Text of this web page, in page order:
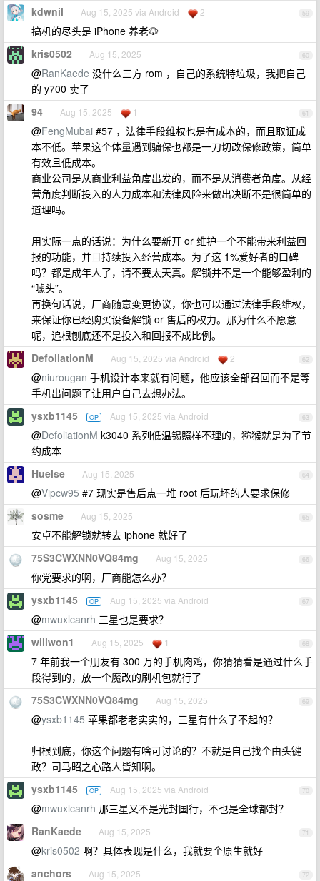
59
kdwnil Aug 15, 2025 via Android 2
搞机的尽头是 iPhone 养老🐶
60
kris0502 Aug 15, 2025
@RanKaede 没什么三方 rom ，自己的系统特垃圾，我把自己
的 y700 卖了
61
94 Aug 15, 2025 1
@FengMubai #57 ，法律手段维权也是有成本的，而且取证成
本不低。苹果这个体量遇到骗保也都是一刀切改保修政策，简单
有效且低成本。
商业公司是从商业利益角度出发的，而不是从消费者角度。从经
营角度判断投入的人力成本和法律风险来做出决断不是很简单的
道理吗。
用实际一点的话说：为什么要新开 or 维护一个不能带来利益回
报的功能，并且持续投入经营成本。为了这 1%爱好者的口碑
吗？都是成年人了，请不要太天真。解锁并不是一个能够盈利的
“噱头”。
再换句话说，厂商随意变更协议，你也可以通过法律手段维权，
来保证你已经购买设备解锁 or 售后的权力。那为什么不愿意
呢，追根刨底还不是投入和回报不成比例。
62
DefoliationM Aug 15, 2025 via Android 2
@niurougan 手机设计本来就有问题，他应该全部召回而不是等
手机出问题了让用户自己去想办法。
63
ysxb1145 OP Aug 15, 2025 via Android
@DefoliationM k3040 系列低温锡照样不理的，猕猴就是为了节
约成本
64
Huelse Aug 15, 2025
@Vipcw95 #7 现实是售后点一堆 root 后玩坏的人要求保修
65
sosme Aug 15, 2025
安卓不能解锁就转去 iphone 就好了
66
75S3CWXNN0VQ84mg Aug 15, 2025
你党要求的啊，厂商能怎么办？
67
ysxb1145 OP Aug 15, 2025 via Android
@mwuxlcanrh 三星也是要求？
68
willwon1 Aug 15, 2025 1
7 年前我一个朋友有 300 万的手机肉鸡，你猜猜看是通过什么手
段得到的，放一个魔改的刷机包就行了
69
75S3CWXNN0VQ84mg Aug 15, 2025
@ysxb1145 苹果都老老实实的，三星有什么了不起的？
归根到底，你这个问题有啥可讨论的？不就是自己找个由头键
政？司马昭之心路人皆知啊。
70
ysxb1145 OP Aug 15, 2025 via Android
@mwuxlcanrh 那三星又不是光封国行，不也是全球都封？
71
RanKaede Aug 15, 2025
@kris0502 啊？具体表现是什么，我就要个原生就好
72
anchors Aug 15, 2025